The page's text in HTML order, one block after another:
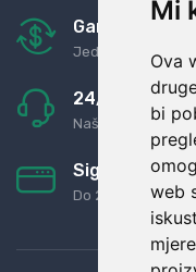
Mi
Ova
bi
web
Garancija u
Jednostavno
24/7 odlična
Naši agenti uvijek
Sigurno
Do 24 rata bez